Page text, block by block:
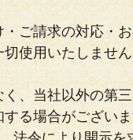
ご請求の対応・
使用いたしませ
、当社以外の第
る場合がござい